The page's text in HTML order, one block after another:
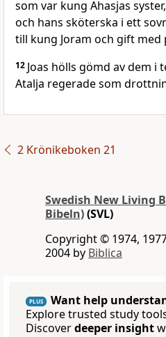
som var kung Ahasjas
och hans sköterska i ett
till kung Joram och gift med
12 Joas hölls gömd av dem i
Atalja regerade som
2 Krönikeboken 21
Swedish New Living
Bibeln)(SVL)
Copyright © 1974,
2004 by Biblica
PLUS
Want help
Explore trusted study
Discoverdeeper insight